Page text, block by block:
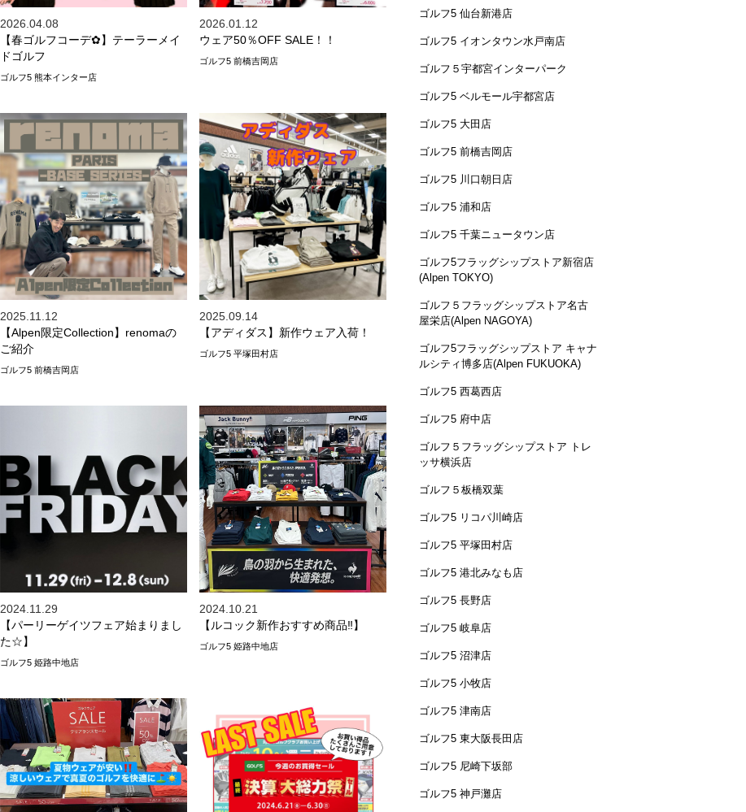
2026.04.08
【春ゴルフコーデ✿】テーラーメイ
ドゴルフ
ゴルフ5 熊本インター店
2026.01.12
ウェア50％OFF SALE！！
ゴルフ5 前橋吉岡店
2025.11.12
【Alpen限定Collection】renomaの
ご紹介
ゴルフ5 前橋吉岡店
2025.09.14
【アディダス】新作ウェア入荷！
ゴルフ5 平塚田村店
2024.11.29
【パーリーゲイツフェア始まりまし
た☆】
ゴルフ5 姫路中地店
2024.10.21
【ルコック新作おすすめ商品‼️】
ゴルフ5 姫路中地店
ゴルフ5 仙台新港店
ゴルフ5 イオンタウン水戸南店
ゴルフ５宇都宮インターパーク
ゴルフ5 ベルモール宇都宮店
ゴルフ5 大田店
ゴルフ5 前橋吉岡店
ゴルフ5 川口朝日店
ゴルフ5 浦和店
ゴルフ5 千葉ニュータウン店
ゴルフ5フラッグシップストア新宿店
(Alpen TOKYO)
ゴルフ５フラッグシップストア名古
屋栄店(Alpen NAGOYA)
ゴルフ5フラッグシップストア キャナ
ルシティ博多店(Alpen FUKUOKA)
ゴルフ5 西葛西店
ゴルフ5 府中店
ゴルフ５フラッグシップストア トレ
ッサ横浜店
ゴルフ５板橋双葉
ゴルフ5 リコパ川崎店
ゴルフ5 平塚田村店
ゴルフ5 港北みなも店
ゴルフ5 長野店
ゴルフ5 岐阜店
ゴルフ5 沼津店
ゴルフ5 小牧店
ゴルフ5 津南店
ゴルフ5 東大阪長田店
ゴルフ5 尼崎下坂部
ゴルフ5 神戸灘店